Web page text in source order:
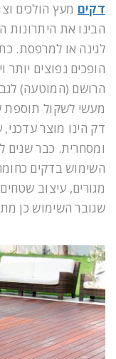
דקים מעץ הולכים
הבינו את היתרונות
לגינה או למרפסת.
הופכים נפוצים יותר
הרושם (המוטעה)
מעשי לשקול תוספת
דק הינו מוצר
ומסחרית. כבר שנים
השימוש בדקים
מגורים, עיצוב
שגובר השימוש כן